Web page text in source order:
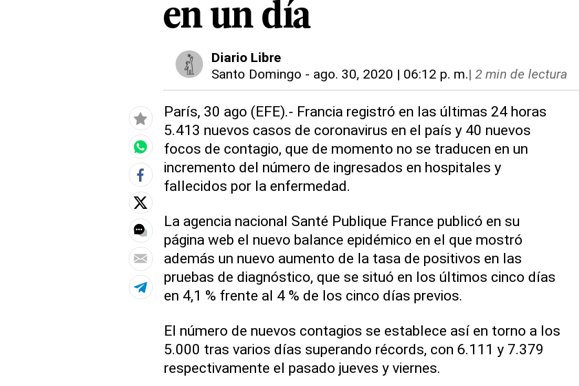
en un día
Diario Libre
Santo Domingo - ago. 30, 2020 | 06:12 p. m.| 2 min de lectura
París, 30 ago (EFE).- Francia registró en las últimas 24 horas
5.413 nuevos casos de coronavirus en el país y 40 nuevos
focos de contagio, que de momento no se traducen en un
incremento del número de ingresados en hospitales y
fallecidos por la enfermedad.
La agencia nacional Santé Publique France publicó en su
página web el nuevo balance epidémico en el que mostró
además un nuevo aumento de la tasa de positivos en las
pruebas de diagnóstico, que se situó en los últimos cinco días
en 4,1 % frente al 4 % de los cinco días previos.
El número de nuevos contagios se establece así en torno a los
5.000 tras varios días superando récords, con 6.111 y 7.379
respectivamente el pasado jueves y viernes.